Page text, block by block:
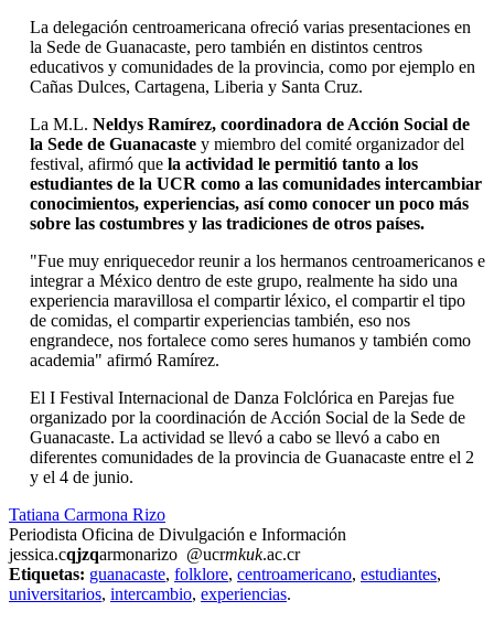
La delegación centroamericana ofreció varias presentaciones en
la Sede de Guanacaste, pero también en distintos centros
educativos y comunidades de la provincia, como por ejemplo en
Cañas Dulces, Cartagena, Liberia y Santa Cruz.
La M.L. Neldys Ramírez, coordinadora de Acción Social de
la Sede de Guanacastey miembro del comité organizador del
festival, afirmó que la actividad le permitió tanto a los
estudiantes de la UCR como a las comunidades intercambiar
conocimientos, experiencias, así como conocer un poco más
sobre las costumbres y las tradiciones de otros países.
"Fue muy enriquecedor reunir a los hermanos centroamericanos e
integrar a México dentro de este grupo, realmente ha sido una
experiencia maravillosa el compartir léxico, el compartir el tipo
de comidas, el compartir experiencias también, eso nos
engrandece, nos fortalece como seres humanos y también como
academia" afirmó Ramírez.
El I Festival Internacional de Danza Folclórica en Parejas fue
organizado por la coordinación de Acción Social de la Sede de
Guanacaste. La actividad se llevó a cabo se llevó a cabo en
diferentes comunidades de la provincia de Guanacaste entre el 2
y el 4 de junio.
Tatiana Carmona Rizo
Periodista Oficina de Divulgación e Información
jessica.cqjzqarmonarizo @ucrmkuk.ac.cr
Etiquetas: guanacaste, folklore, centroamericano, estudiantes,
universitarios, intercambio, experiencias.